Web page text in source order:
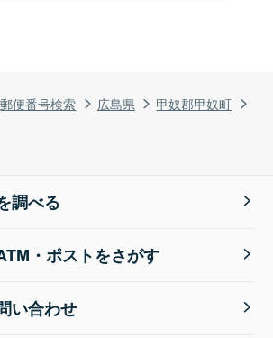
郵便番号検索 広島県
甲奴郡甲奴町
調べる
・ポストをさがす
い合わせ